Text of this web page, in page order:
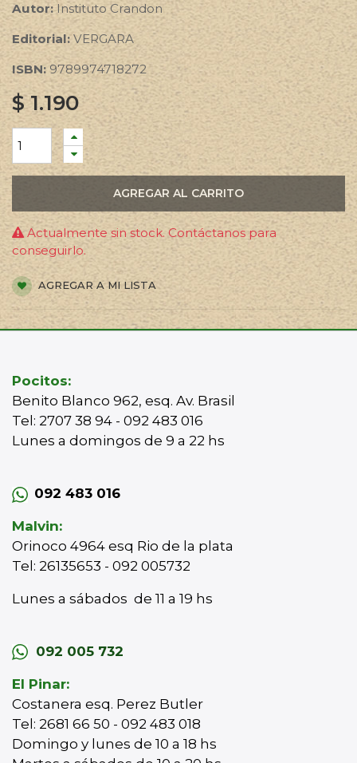
Autor:Instituto Crandon
Editorial:VERGARA
ISBN: 9789974718272
$1.190
AGREGAR AL CARRITO
Actualmente sin stock. Contáctanos para
conseguirlo.
AGREGAR A MI LISTA
Pocitos:
Benito Blanco 962, esq. Av. Brasil
Tel: 2707 38 94 - 092 483 016
Lunes a domingos de 9 a 22 hs
092 483 016
Malvin:
Orinoco 4964 esq Rio de la plata
Tel: 26135653 - 092 005732
Lunes a sábados de 11 a 19 hs
092 005 732
El Pinar:
Costanera esq. Perez Butler
Tel: 2681 66 50 - 092 483 018
Domingo y lunes de 10 a 18 hs